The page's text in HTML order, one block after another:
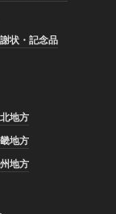
状・記念品
地方
地方
地方